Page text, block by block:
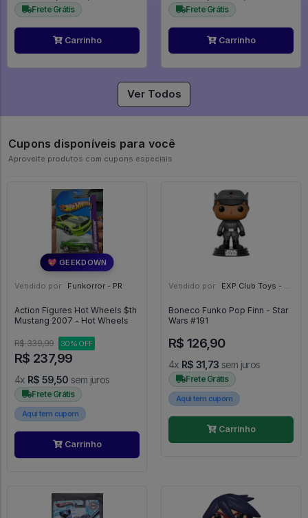
Frete Grátis
Carrinho
Frete Grátis
Carrinho
Ver Todos
Cupons disponíveis para você
Aproveite produtos com cupons especiais
💖 GEEKDOWN
Vendido por: Funkorror - PR
Action Figures Hot Wheels $th
Mustang 2007 - Hot Wheels
R$ 339,99 30% OFF
R$ 237,99
4x R$ 59,50 sem juros
Frete Grátis
Aqui tem cupom
Carrinho
Vendido por: EXP Club Toys - SP
Boneco Funko Pop Finn - Star
Wars #191
R$ 126,90
4x R$ 31,73 sem juros
Frete Grátis
Aqui tem cupom
Carrinho